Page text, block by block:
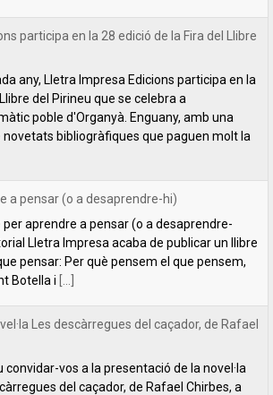
a pensar (o a desaprendre-hi)
per aprendre a pensar (o a desaprendre-
Lletra Impresa acaba de publicar un llibre
pensar: Per què pensem el que pensem,
Botella i[...]
Les descàrregues del caçador, de Rafael
convidar-vos a la presentació de la novel·la
del caçador, de Rafael Chirbes, a
tindrà lloc a la llibreria Ambra Llibres (Av.
12), el [...]
any que anem a l’Indilletres, la Fira del
Independents de la Bisbal
Una cita literària que ens encanta i que,